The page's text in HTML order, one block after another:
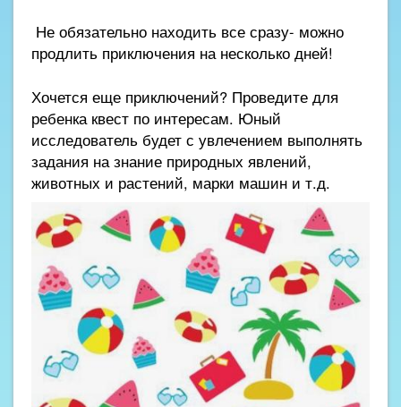
Не обязательно находить все сразу- можно
продлить приключения на несколько дней!
Хочется еще приключений? Проведите для
ребенка квест по интересам. Юный
исследователь будет с увлечением выполнять
задания на знание природных явлений,
животных и растений, марки машин и т.д.